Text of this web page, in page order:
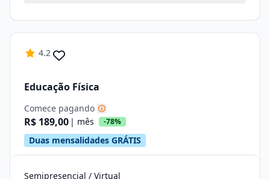
4.2
Educação Física
Comece pagando
R$ 189,00 | mês -78%
Duas mensalidades GRÁTIS
Semipresencial / Virtual